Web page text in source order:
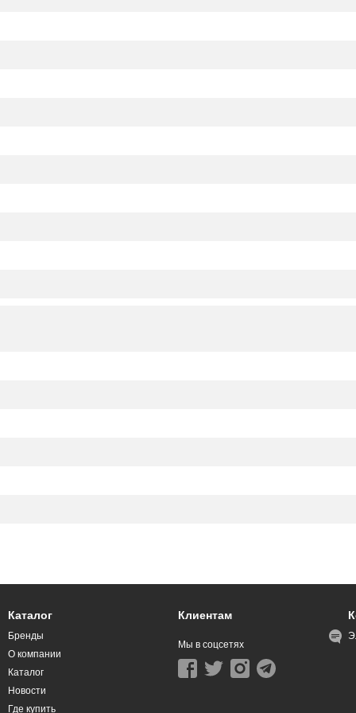
Каталог
Бренды
О компании
Каталог
Новости
Где купить
Клиентам
Мы в соцсетях